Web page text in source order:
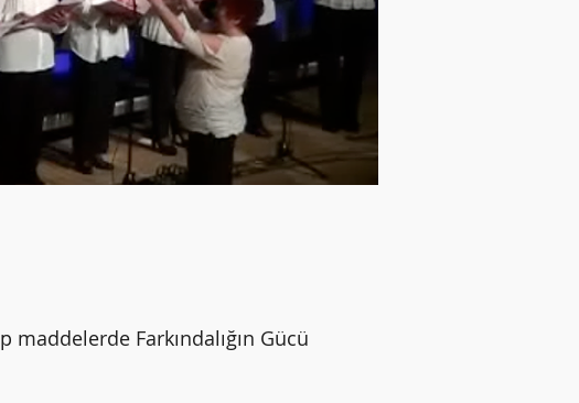
maddelerde Farkındalığın Gücü